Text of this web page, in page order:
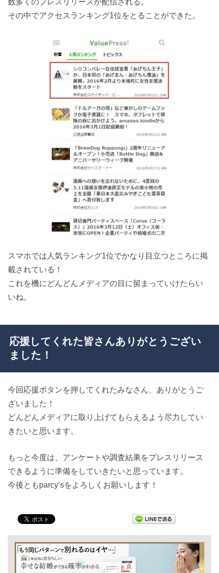
その中でアクセスランキング1位をとることができた。
スマホでは人気ランキング1位でかなり目立つところに掲
載されている！
これを機にどんどんメディアの目に留まっていけたらい
いね。
応援してくれた皆さんありがとうござい
ました！
今回応援ボタンを押してくれたみなさん、ありがとうご
ざいました！
どんどんメディアに取り上げてもらえるよう尽力してい
きたいと思います。
もっと今度は、アンケートや調査結果をプレスリリース
できるように準備をしていきたいと思っています。
今後ともparcy’sをよろしくお願いします！